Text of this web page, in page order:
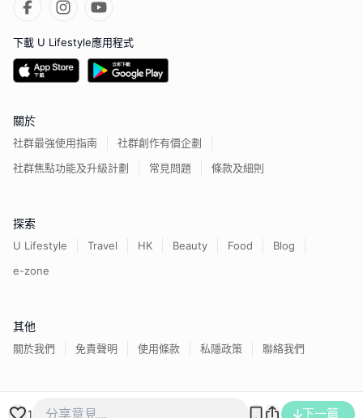
1 下一篇
下載 U Lifestyle應用程式
關於
社群最強使用指南
社群創作有價企劃
社群焦點功能及升級計劃
常見問題 條款及細則
探索
U Lifestyle Travel HK Beauty Food
Blog
e-zone
其他
關於我們 免責聲明 使用條款 私隱政策 聯絡我們
香港經濟日報版權所有©